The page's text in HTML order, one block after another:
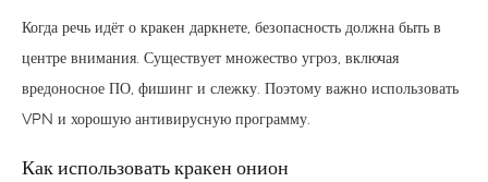
Когда речь идёт о кракен даркнете, безопасность должна быть в
центре внимания. Существует множество угроз, включая
вредоносное ПО, фишинг и слежку. Поэтому важно использовать
VPN и хорошую антивирусную программу.
Как использовать кракен онион